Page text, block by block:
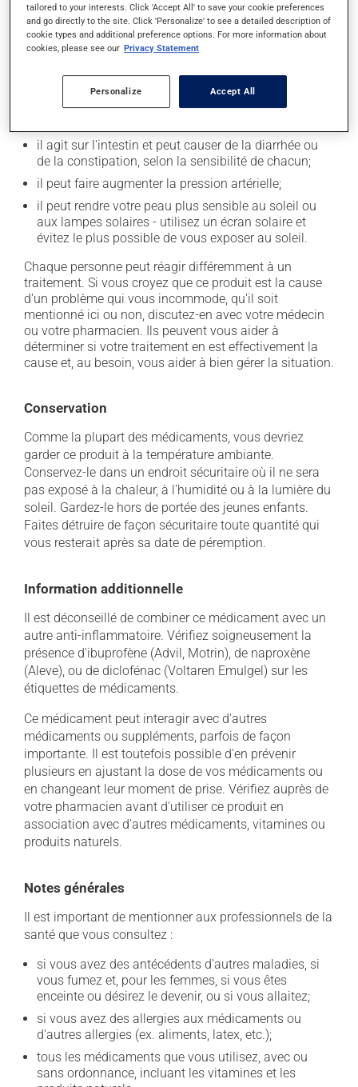
En plus de ses effets recherchés, ce produit peut à
l'occasion entraîner certains effets indésirables (effets
secondaires), notamment :
il peut donner des problèmes de digestion;
il peut causer des nausées ou, rarement, des
il agit sur l'intestin et peut causer de la diarrhée ou
de la constipation, selon la sensibilité de chacun;
il peut faire augmenter la pression artérielle;
il peut rendre votre peau plus sensible au soleil ou
aux lampes solaires - utilisez un écran solaire et
évitez le plus possible de vous exposer au soleil.
Chaque personne peut réagir différemment à un
traitement. Si vous croyez que ce produit est la cause
d'un problème qui vous incommode, qu'il soit
mentionné ici ou non, discutez-en avec votre médecin
ou votre pharmacien. Ils peuvent vous aider à
déterminer si votre traitement en est effectivement la
cause et, au besoin, vous aider à bien gérer la situation.
Conservation
Comme la plupart des médicaments, vous devriez
garder ce produit à la température ambiante.
Conservez-le dans un endroit sécuritaire où il ne sera
pas exposé à la chaleur, à l'humidité ou à la lumière du
soleil. Gardez-le hors de portée des jeunes enfants.
Faites détruire de façon sécuritaire toute quantité qui
vous resterait après sa date de péremption.
Information additionnelle
Il est déconseillé de combiner ce médicament avec un
autre anti-inflammatoire. Vérifiez soigneusement la
présence d'ibuprofène (Advil, Motrin), de naproxène
(Aleve), ou de diclofénac (Voltaren Emulgel) sur les
étiquettes de médicaments.
Ce médicament peut interagir avec d'autres
médicaments ou suppléments, parfois de façon
importante. Il est toutefois possible d'en prévenir
plusieurs en ajustant la dose de vos médicaments ou
en changeant leur moment de prise. Vérifiez auprès de
votre pharmacien avant d'utiliser ce produit en
association avec d'autres médicaments, vitamines ou
produits naturels.
Notes générales
Il est important de mentionner aux professionnels de la
santé que vous consultez :
si vous avez des antécédents d'autres maladies, si
vous fumez et, pour les femmes, si vous êtes
enceinte ou désirez le devenir, ou si vous allaitez;
si vous avez des allergies aux médicaments ou
d'autres allergies (ex. aliments, latex, etc.);
tous les médicaments que vous utilisez, avec ou
sans ordonnance, incluant les vitamines et les
tailored to your interests. Click 'Accept All' to save your cookie preferences
and go directly to the site. Click 'Personalize' to see a detailed description of
cookie types and additional preference options. For more information about
cookies, please see our Privacy Statement
Personalize Accept All